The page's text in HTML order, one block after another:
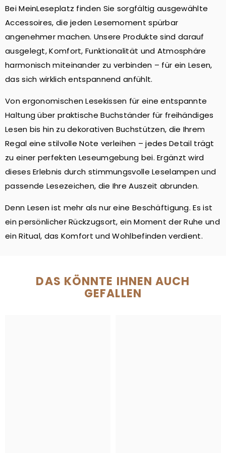
Bei MeinLeseplatz finden Sie sorgfältig ausgewählte
Accessoires, die jeden Lesemoment spürbar
angenehmer machen. Unsere Produkte sind darauf
ausgelegt, Komfort, Funktionalität und Atmosphäre
harmonisch miteinander zu verbinden – für ein Lesen,
das sich wirklich entspannend anfühlt.
Von ergonomischen Lesekissen für eine entspannte
Haltung über praktische Buchständer für freihändiges
Lesen bis hin zu dekorativen Buchstützen, die Ihrem
Regal eine stilvolle Note verleihen – jedes Detail trägt
zu einer perfekten Leseumgebung bei. Ergänzt wird
dieses Erlebnis durch stimmungsvolle Leselampen und
passende Lesezeichen, die Ihre Auszeit abrunden.
Denn Lesen ist mehr als nur eine Beschäftigung. Es ist
ein persönlicher Rückzugsort, ein Moment der Ruhe und
ein Ritual, das Komfort und Wohlbefinden verdient.
DAS KÖNNTE IHNEN AUCH
GEFALLEN